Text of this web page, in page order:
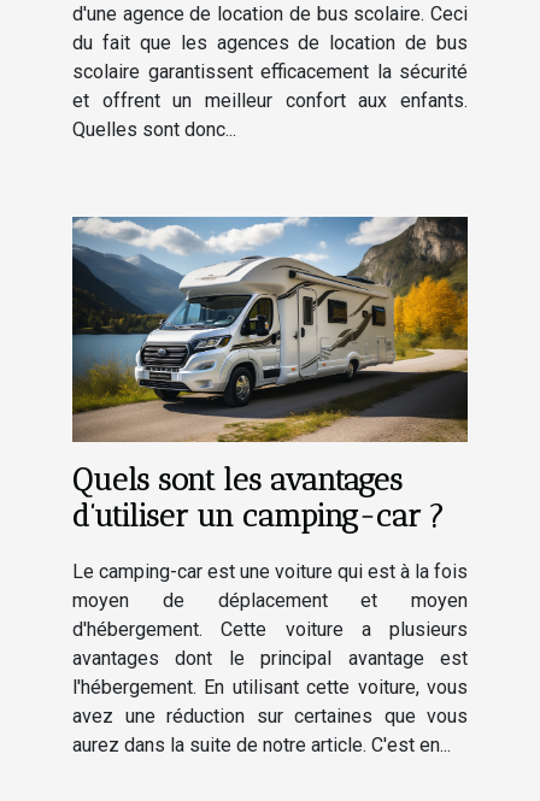
d'une agence de location de bus scolaire. Ceci
du fait que les agences de location de bus
scolaire garantissent efficacement la sécurité
et offrent un meilleur confort aux enfants.
Quelles sont donc...
Quels sont les avantages
d’utiliser un camping-car ?
Le camping-car est une voiture qui est à la fois
moyen de déplacement et moyen
d'hébergement. Cette voiture a plusieurs
avantages dont le principal avantage est
l'hébergement. En utilisant cette voiture, vous
avez une réduction sur certaines que vous
aurez dans la suite de notre article. C'est en...